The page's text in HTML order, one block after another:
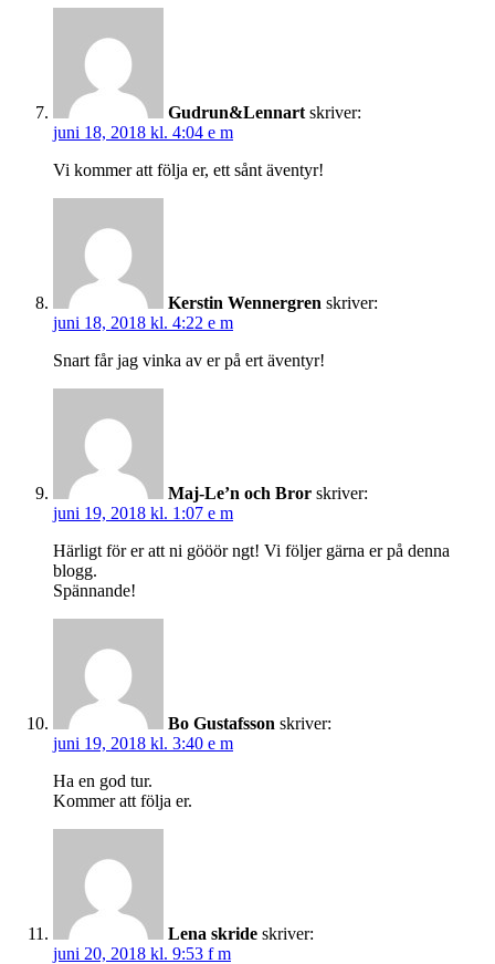
Gudrun&Lennart skriver:
juni 18, 2018 kl. 4:04 e m
Vi kommer att följa er, ett sånt äventyr!
Kerstin Wennergren skriver:
juni 18, 2018 kl. 4:22 e m
Snart får jag vinka av er på ert äventyr!
Maj-Le’n och Bror skriver:
juni 19, 2018 kl. 1:07 e m
Härligt för er att ni gööör ngt! Vi följer gärna er på denna
blogg.
Spännande!
Bo Gustafsson skriver:
juni 19, 2018 kl. 3:40 e m
Ha en god tur.
Kommer att följa er.
Lena skride skriver:
juni 20, 2018 kl. 9:53 f m